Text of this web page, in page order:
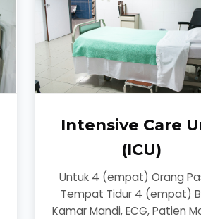
Intensive Care
(ICU)
Untuk 4 (empat) Orang
Tempat Tidur 4 (empat)
Kamar Mandi, ECG, Patien